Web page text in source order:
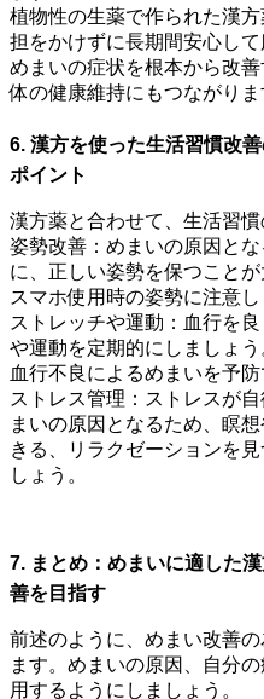
植物性の生薬で作られた漢
担をかけずに長期間安心して
めまいの症状を根本から改
体の健康維持にもつながりま
6. 漢方を使った生活習慣改
ポイント
漢方薬と合わせて、生活習慣
姿勢改善：めまいの原因と
に、正しい姿勢を保つこと
スマホ使用時の姿勢に注意し
ストレッチや運動：血行を
や運動を定期的にしましょ
血行不良によるめまいを予防
ストレス管理：ストレスが
まいの原因となるため、瞑
きる、リラクゼーションを
しょう。
7. まとめ：めまいに適した
善を目指す
前述のように、めまい改善
ます。めまいの原因、自分
用するようにしましょう。